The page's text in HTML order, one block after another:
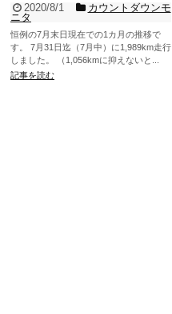
2020/8/1
カウントダウンモ
ニタ
恒例の7月末日現在での1カ月の推移で
す。 7月31日迄（7月中）に1,989km走行
しました。 （1,056kmに抑えないと...
記事を読む